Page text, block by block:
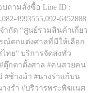
ถามสั่งซื้อ Line ID :
4993555,092-6452888
กัด “ศูนย์รวมสินค้าเกี่ยว
ณ์ตกแต่งศาลที่มีให้เลือก
ทย” บริการจัดส่งทั่ว
ตุ๊กตาตั้งศาล #คนสวยคน
#ช้างม้า #นางรำแก้บน
งรำ #บริวารพระพิฆเนศ